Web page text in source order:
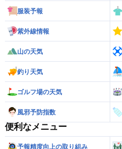
服装予報
紫外線情報
山の天気
釣り天気
ゴルフ場の天気
風邪予防指数
便利なメニュー
予報精度向上の取り組み